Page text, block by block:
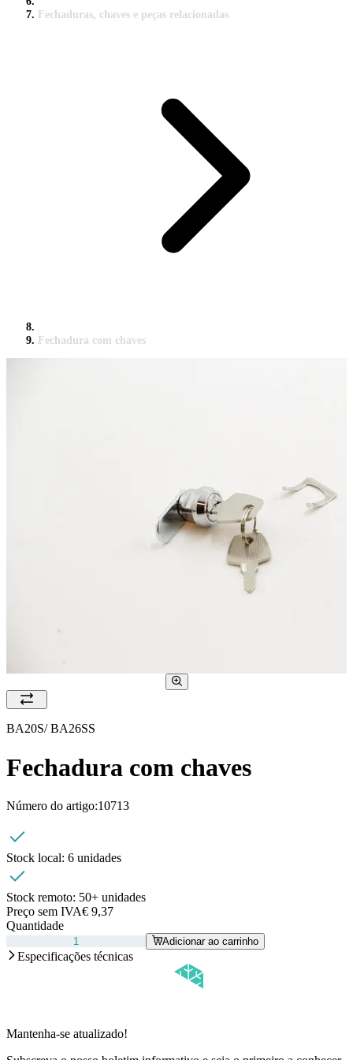
Fechaduras, chaves e peças relacionadas
Fechadura com chaves
BA20S/ BA26SS
Fechadura com chaves
Número do artigo:10713
Stock local: 6 unidades
Stock remoto: 50+ unidades
Preço sem IVA€ 9,37
Quantidade
Adicionar ao carrinho
Especificações técnicas
Mantenha-se atualizado!